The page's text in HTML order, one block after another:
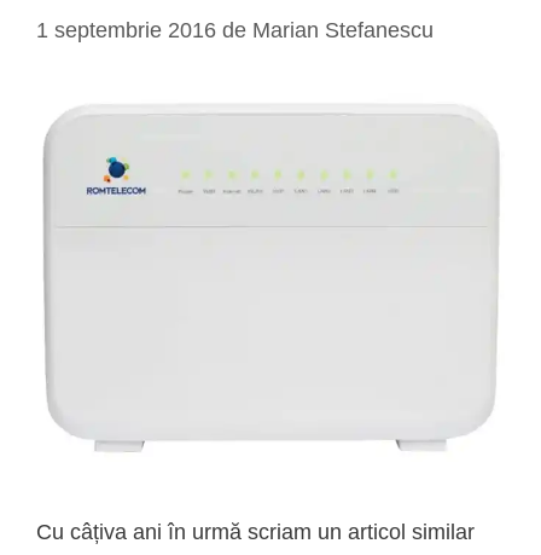
1 septembrie 2016 de Marian Stefanescu
Cu câțiva ani în urmă scriam un articol similar